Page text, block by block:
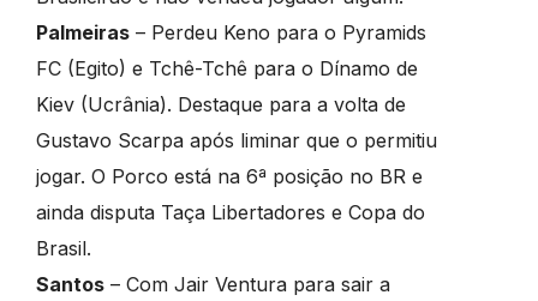
Palmeiras– Perdeu Keno para o Pyramids
FC (Egito) e Tchê-Tchê para o Dínamo de
Kiev (Ucrânia). Destaque para a volta de
Gustavo Scarpa após liminar que o permitiu
jogar. O Porco está na 6ª posição no BR e
ainda disputa Taça Libertadores e Copa do
Brasil.
Santos– Com Jair Ventura para sair a